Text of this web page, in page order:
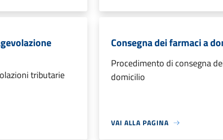
tributarie
Consegna dei farmaci a
Procedimento di consegna
domicilio
VAI ALLA PAGINA